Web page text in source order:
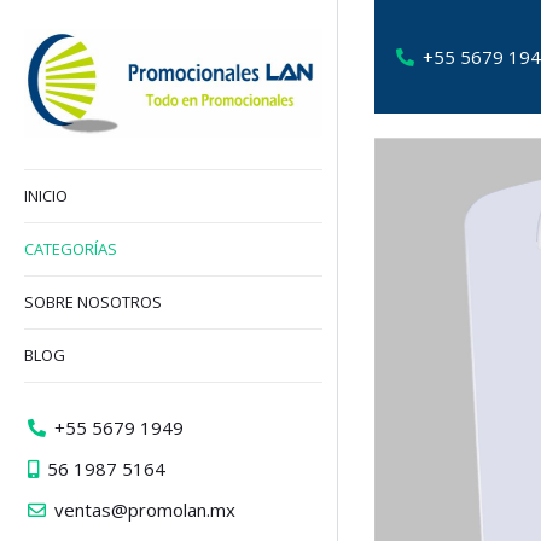
+55 5679
INICIO
CATEGORÍAS
SOBRE NOSOTROS
BLOG
+55 5679 1949
56 1987 5164
ventas@promolan.mx